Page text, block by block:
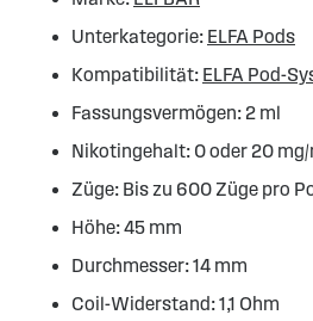
Unterkategorie: ELFA Pods
Kompatibilität: ELFA Pod-
Fassungsvermögen: 2 ml
Nikotingehalt: 0 oder 20
Züge: Bis zu 600 Züge pro
Höhe: 45 mm
Durchmesser: 14 mm
Coil-Widerstand: 1,1 Ohm